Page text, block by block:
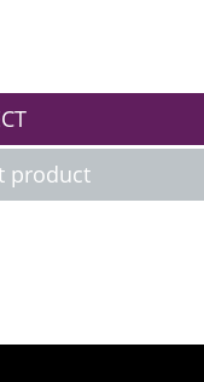
product